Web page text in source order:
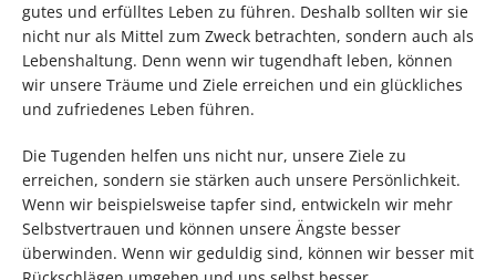
gutes und erfülltes Leben zu führen. Deshalb sollten wir sie
nicht nur als Mittel zum Zweck betrachten, sondern auch als
Lebenshaltung. Denn wenn wir tugendhaft leben, können
wir unsere Träume und Ziele erreichen und ein glückliches
und zufriedenes Leben führen.
Die Tugenden helfen uns nicht nur, unsere Ziele zu
erreichen, sondern sie stärken auch unsere Persönlichkeit.
Wenn wir beispielsweise tapfer sind, entwickeln wir mehr
Selbstvertrauen und können unsere Ängste besser
überwinden. Wenn wir geduldig sind, können wir besser mit